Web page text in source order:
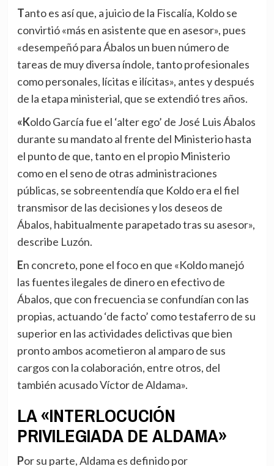
Tanto es así que, a juicio de la Fiscalía, Koldo se
convirtió «más en asistente que en asesor», pues
«desempeñó para Ábalos un buen número de
tareas de muy diversa índole, tanto profesionales
como personales, lícitas e ilícitas», antes y después
de la etapa ministerial, que se extendió tres años.
«Koldo García fue el ‘alter ego’ de José Luis Ábalos
durante su mandato al frente del Ministerio hasta
el punto de que, tanto en el propio Ministerio
como en el seno de otras administraciones
públicas, se sobreentendía que Koldo era el fiel
transmisor de las decisiones y los deseos de
Ábalos, habitualmente parapetado tras su asesor»,
describe Luzón.
En concreto, pone el foco en que «Koldo manejó
las fuentes ilegales de dinero en efectivo de
Ábalos, que con frecuencia se confundían con las
propias, actuando ‘de facto’ como testaferro de su
superior en las actividades delictivas que bien
pronto ambos acometieron al amparo de sus
cargos con la colaboración, entre otros, del
también acusado Víctor de Aldama».
LA «INTERLOCUCIÓN
PRIVILEGIADA DE ALDAMA»
Por su parte, Aldama es definido por